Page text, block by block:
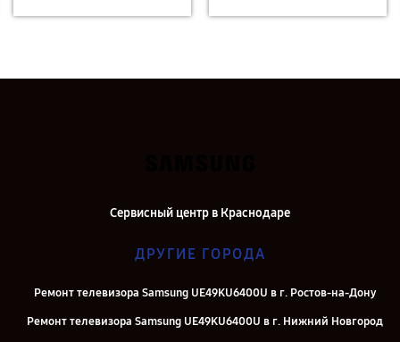
Сервисный центр в Краснодаре
ДРУГИЕ ГОРОДА
Ремонт телевизора Samsung UE49KU6400U в г. Ростов-на-Дону
Ремонт телевизора Samsung UE49KU6400U в г. Нижний Новгород